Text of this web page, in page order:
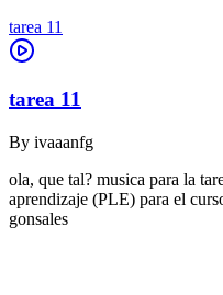
tarea 11
tarea 11
By ivaaanfg
ola, que tal? musica para la
aprendizaje (PLE) para el
gonsales